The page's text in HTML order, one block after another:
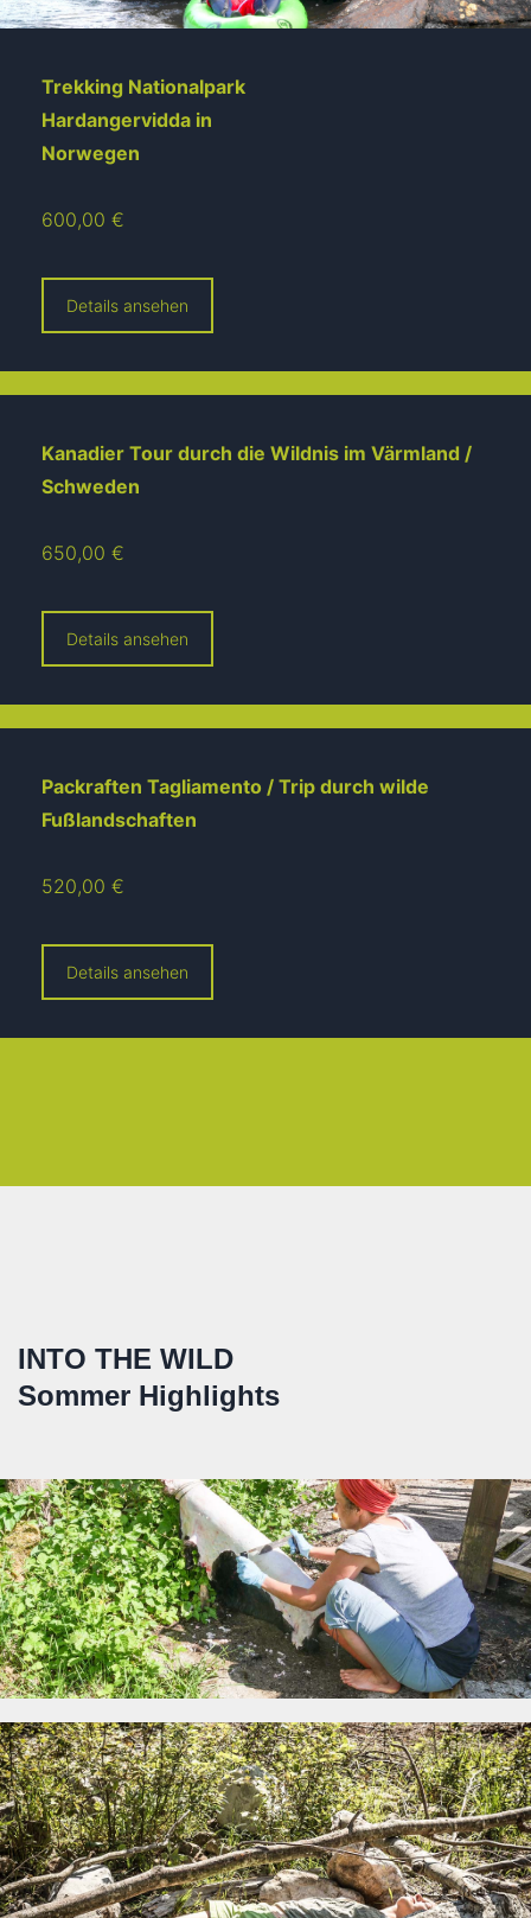
Trekking Nationalpark
Hardangervidda in
Norwegen
600,00 €
Details ansehen
Kanadier Tour durch die Wildnis im Värmland /
Schweden
650,00 €
Details ansehen
Packraften Tagliamento / Trip durch wilde
Fußlandschaften
520,00 €
Details ansehen
INTO THE WILD
Sommer Highlights